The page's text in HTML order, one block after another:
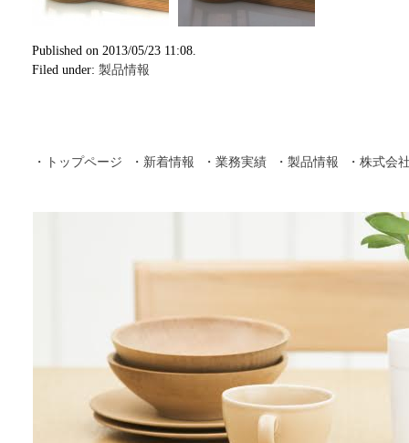
Published on 2013/05/23 11:08.
Filed under: 製品情報
・トップページ ・新着情報 ・業務実績 ・製品情報 ・株式会